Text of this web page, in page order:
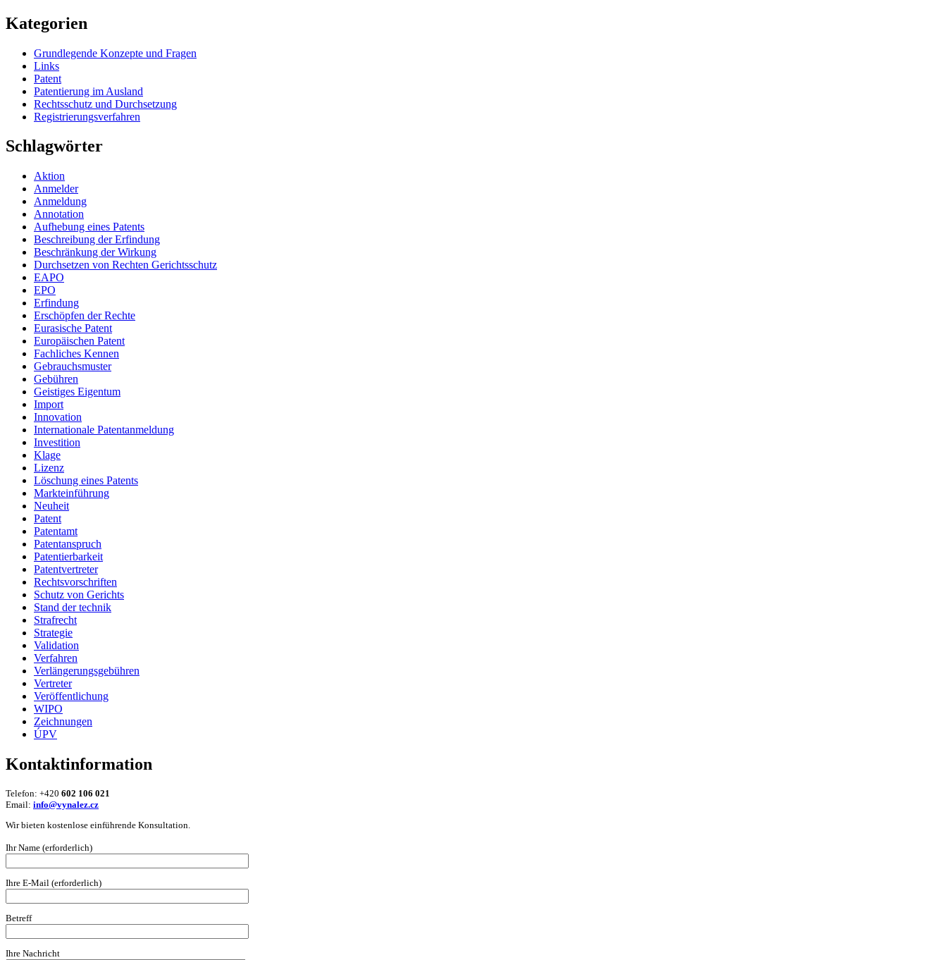
Kategorien
Grundlegende Konzepte und Fragen
Links
Patent
Patentierung im Ausland
Rechtsschutz und Durchsetzung
Registrierungsverfahren
Schlagwörter
Aktion
Anmelder
Anmeldung
Annotation
Aufhebung eines Patents
Beschreibung der Erfindung
Beschränkung der Wirkung
Durchsetzen von Rechten Gerichtsschutz
EAPO
EPO
Erfindung
Erschöpfen der Rechte
Eurasische Patent
Europäischen Patent
Fachliches Kennen
Gebrauchsmuster
Gebühren
Geistiges Eigentum
Import
Innovation
Internationale Patentanmeldung
Investition
Klage
Lizenz
Löschung eines Patents
Markteinführung
Neuheit
Patent
Patentamt
Patentanspruch
Patentierbarkeit
Patentvertreter
Rechtsvorschriften
Schutz von Gerichts
Stand der technik
Strafrecht
Strategie
Validation
Verfahren
Verlängerungsgebühren
Vertreter
Veröffentlichung
WIPO
Zeichnungen
ÚPV
Kontaktinformation
Telefon: +420 602 106 021
Email: info@vynalez.cz
Wir bieten kostenlose einführende Konsultation.
Ihr Name (erforderlich)
Ihre E-Mail (erforderlich)
Betreff
Ihre Nachricht